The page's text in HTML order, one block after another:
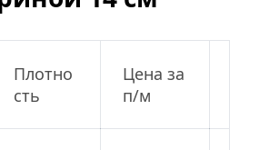
Плотно
сть
Цена за
п/м